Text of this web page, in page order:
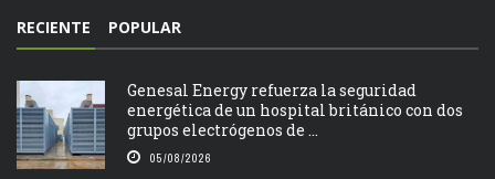
RECIENTE POPULAR
Genesal Energy refuerza la seguridad
energética de un hospital británico con dos
grupos electrógenos de ...
05/08/2026